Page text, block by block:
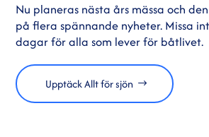
Nu planeras nästa års mässa och
på flera spännande nyheter. Missa
dagar för alla som lever för båtlivet.
Upptäck Allt för sjön